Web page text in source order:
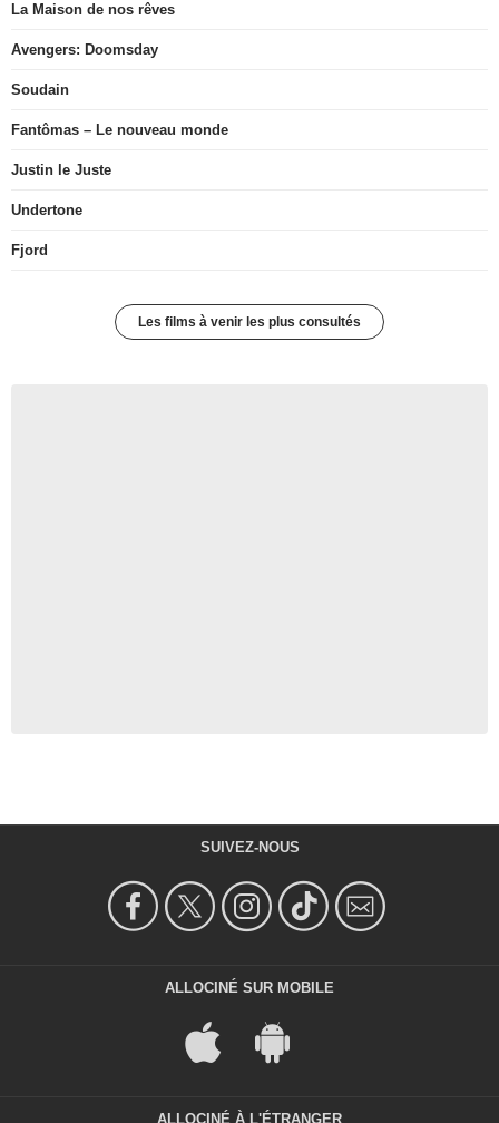
La Maison de nos rêves
Avengers: Doomsday
Soudain
Fantômas – Le nouveau monde
Justin le Juste
Undertone
Fjord
Les films à venir les plus consultés
SUIVEZ-NOUS
ALLOCINÉ SUR MOBILE
ALLOCINÉ À L'ÉTRANGER